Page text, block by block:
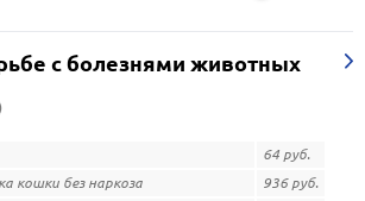
с болезнями животных
64 руб.
кошки без наркоза
936 руб.